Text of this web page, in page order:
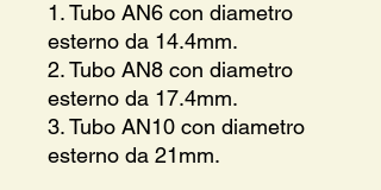
1. Tubo AN6 con diametro
esterno da 14.4mm.
2. Tubo AN8 con diametro
esterno da 17.4mm.
3. Tubo AN10 con diametro
esterno da 21mm.